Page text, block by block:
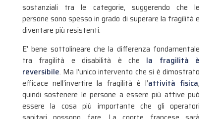
sostanziali tra le categorie, suggerendo che le
persone sono spesso in grado di superare la fragilità e
diventare più resistenti.
E’ bene sottolineare che la differenza fondamentale
tra fragilità e disabilità è che la fragilità è
reversibile. Ma l’unico intervento che si è dimostrato
efficace nell’invertire la fragilità è l’attività fisica,
quindi sostenere le persone a essere più attive può
essere la cosa più importante che gli operatori